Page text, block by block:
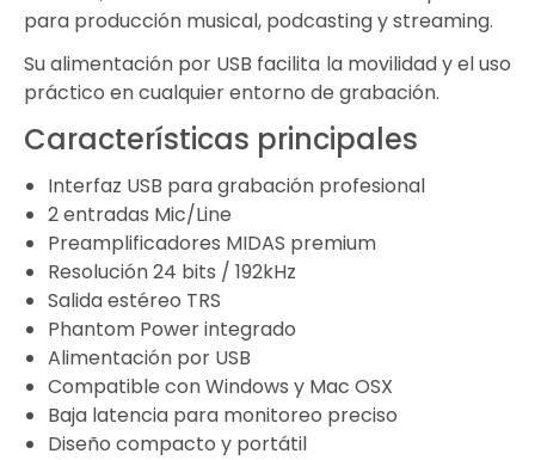
para producción musical, podcasting y streaming.
Su alimentación por USB facilita la movilidad y el uso
práctico en cualquier entorno de grabación.
Características principales
Interfaz USB para grabación profesional
2 entradas Mic/Line
Preamplificadores MIDAS premium
Resolución 24 bits / 192kHz
Salida estéreo TRS
Phantom Power integrado
Alimentación por USB
Compatible con Windows y Mac OSX
Baja latencia para monitoreo preciso
Diseño compacto y portátil